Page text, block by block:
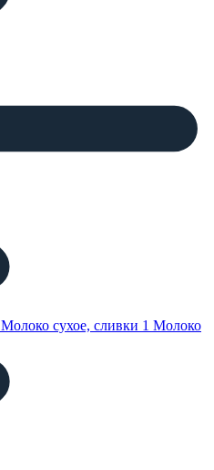
Молоко сухое, сливки 1 Молоко